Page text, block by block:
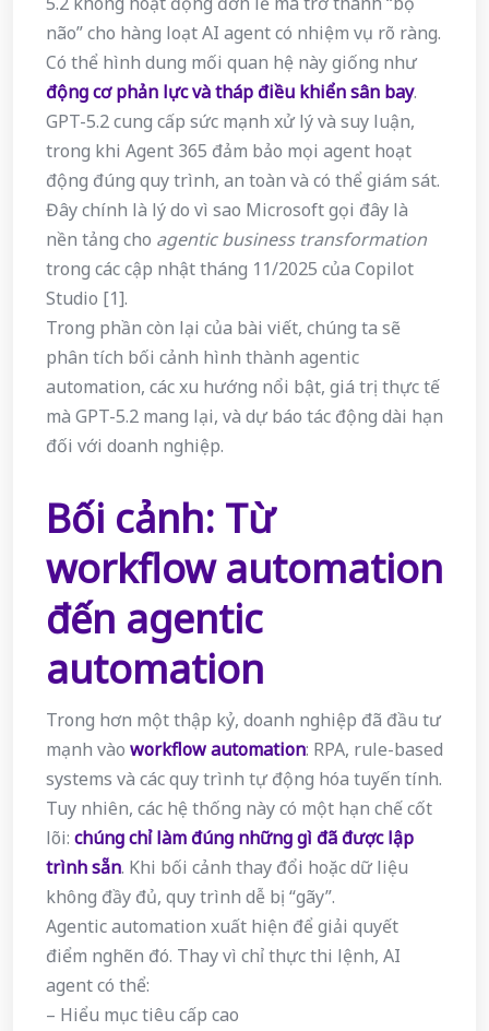
não” cho hàng loạt AI agent có nhiệm vụ rõ ràng.
Có thể hình dung mối quan hệ này giống như
động cơ phản lực và tháp điều khiển sân bay.
GPT-5.2 cung cấp sức mạnh xử lý và suy luận,
trong khi Agent 365 đảm bảo mọi agent hoạt
động đúng quy trình, an toàn và có thể giám sát.
Đây chính là lý do vì sao Microsoft gọi đây là
nền tảng cho agentic business transformation
trong các cập nhật tháng 11/2025 của Copilot
Studio [1].
Trong phần còn lại của bài viết, chúng ta sẽ
phân tích bối cảnh hình thành agentic
automation, các xu hướng nổi bật, giá trị thực tế
mà GPT-5.2 mang lại, và dự báo tác động dài hạn
đối với doanh nghiệp.
Bối cảnh: Từ
workflow automation
đến agentic
automation
Trong hơn một thập kỷ, doanh nghiệp đã đầu tư
mạnh vào workflow automation: RPA, rule-based
systems và các quy trình tự động hóa tuyến tính.
Tuy nhiên, các hệ thống này có một hạn chế cốt
lõi: chúng chỉ làm đúng những gì đã được lập
trình sẵn. Khi bối cảnh thay đổi hoặc dữ liệu
không đầy đủ, quy trình dễ bị “gãy”.
Agentic automation xuất hiện để giải quyết
điểm nghẽn đó. Thay vì chỉ thực thi lệnh, AI
agent có thể:
– Hiểu mục tiêu cấp cao